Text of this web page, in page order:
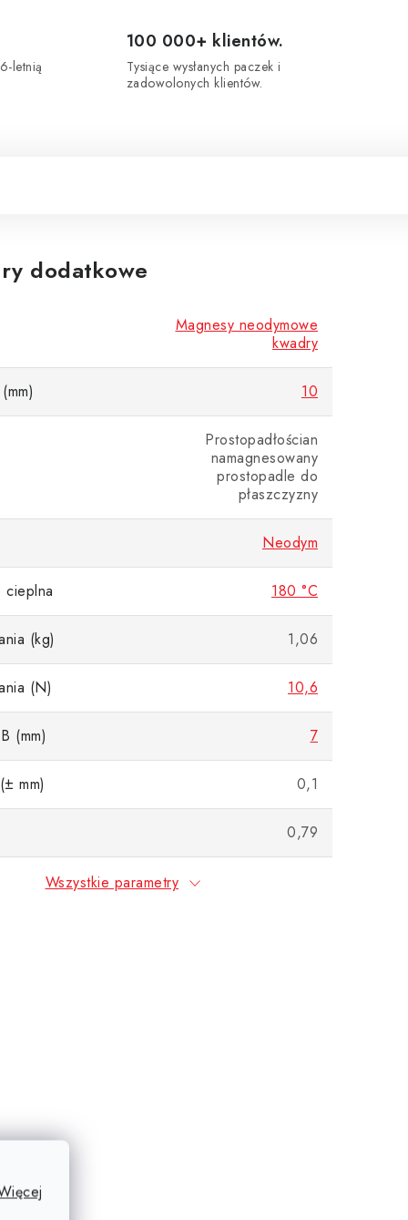
letnią
100 000+ klientów.
Tysiące wysłanych paczek i
zadowolonych klientów.
dodatkowe
Magnesy neodymowe
kwadry
10
Prostopadłościan
namagnesowany
prostopadle do
płaszczyzny
Neodym
cieplna 180 °C
(kg) 1,06
(N) 10,6
(mm) 7
mm) 0,1
0,79
Wszystkie parametry